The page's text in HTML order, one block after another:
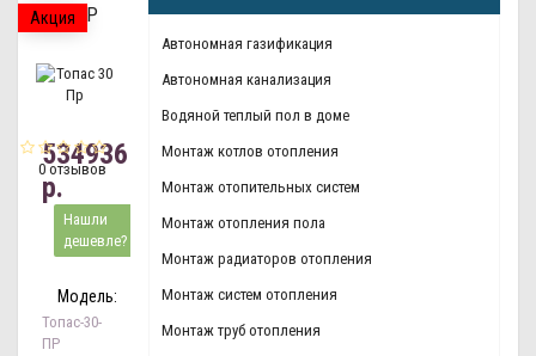
Автономная газификация
Автономная канализация
Водяной теплый пол в доме
Монтаж котлов отопления
Монтаж отопительных систем
Монтаж отопления пола
Монтаж радиаторов отопления
Монтаж систем отопления
Монтаж труб отопления
30 ПР
Акция
0 отзывов
534936
р.
Нашли
дешевле?
Модель:
Топас-30-
ПР